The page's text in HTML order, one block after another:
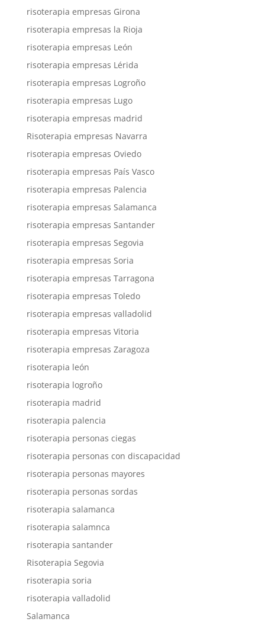
risoterapia empresas Girona
risoterapia empresas la Rioja
risoterapia empresas León
risoterapia empresas Lérida
risoterapia empresas Logroño
risoterapia empresas Lugo
risoterapia empresas madrid
Risoterapia empresas Navarra
risoterapia empresas Oviedo
risoterapia empresas País Vasco
risoterapia empresas Palencia
risoterapia empresas Salamanca
risoterapia empresas Santander
risoterapia empresas Segovia
risoterapia empresas Soria
risoterapia empresas Tarragona
risoterapia empresas Toledo
risoterapia empresas valladolid
risoterapia empresas Vitoria
risoterapia empresas Zaragoza
risoterapia león
risoterapia logroño
risoterapia madrid
risoterapia palencia
risoterapia personas ciegas
risoterapia personas con discapacidad
risoterapia personas mayores
risoterapia personas sordas
risoterapia salamanca
risoterapia salamnca
risoterapia santander
Risoterapia Segovia
risoterapia soria
risoterapia valladolid
Salamanca